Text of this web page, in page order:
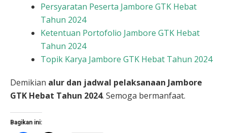
Persyaratan Peserta Jambore GTK Hebat
Tahun 2024
Ketentuan Portofolio Jambore GTK Hebat
Tahun 2024
Topik Karya Jambore GTK Hebat Tahun 2024
Demikian alur dan jadwal pelaksanaan Jambore
GTK Hebat Tahun 2024. Semoga bermanfaat.
Bagikan ini: